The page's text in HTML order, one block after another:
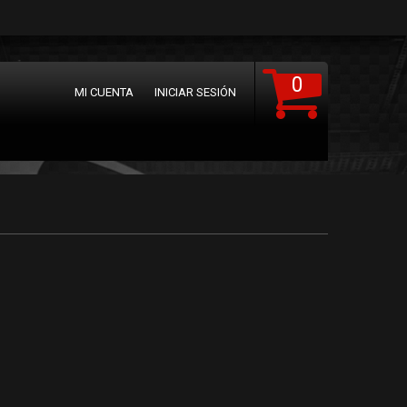
0
MI CUENTA INICIAR SESIÓN